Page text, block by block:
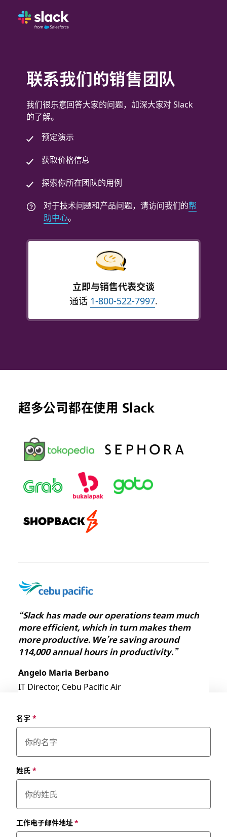
联系我们的销售团队
我们很乐意回答大家的问题，加深大家对 Slack
的了解。
预定演示
获取价格信息
探索你所在团队的用例
对于技术问题和产品问题，请访问我们的帮
助中心。
立即与销售代表交谈
通话 1-800-522-7997.
超多公司都在使用 Slack
“Slack has made our operations team much
more efficient, which in turn makes them
more productive. We’re saving around
114,000 annual hours in productivity.”
Angelo Maria Berbano
IT Director, Cebu Pacific Air
名字*
姓氏*
工作电子邮件地址*